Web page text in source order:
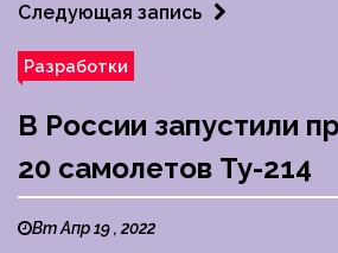
Следующая запись
Разработки
В России запустили
20 самолетов Ту-214
Вт Апр 19 , 2022